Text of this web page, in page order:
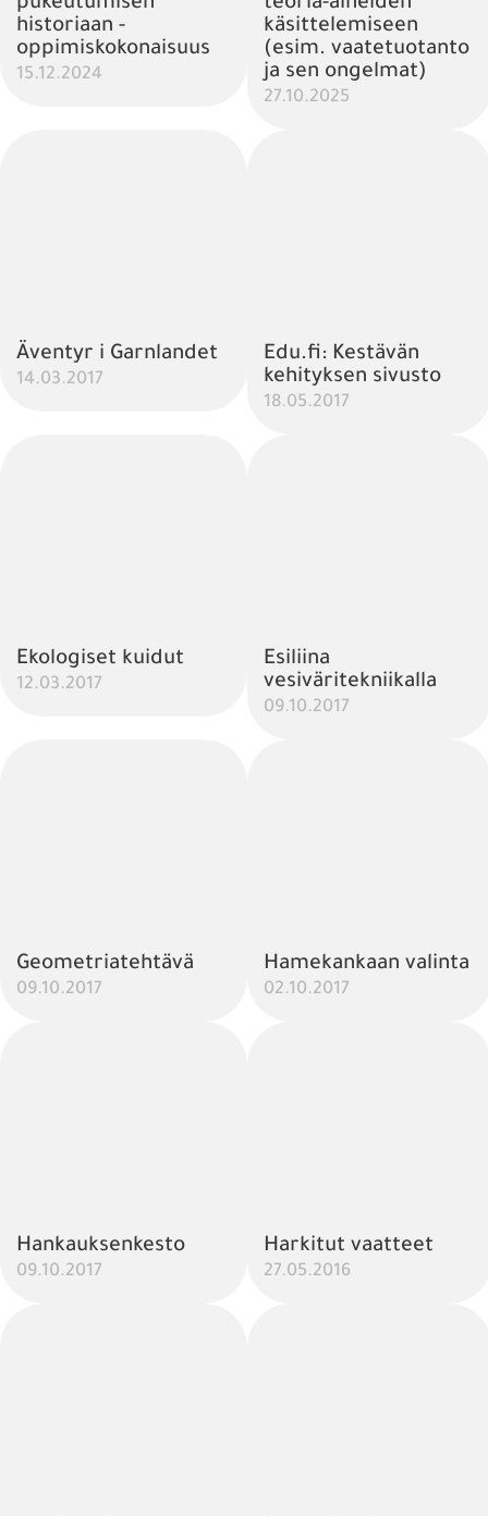
historiaan -
oppimiskokonaisuus
15.12.2024
käsittelemiseen
(esim. vaatetuotanto
ja sen ongelmat)
27.10.2025
Äventyr i Garnlandet
14.03.2017
Edu.fi: Kestävän
kehityksen sivusto
18.05.2017
Ekologiset kuidut
12.03.2017
Esiliina
vesiväritekniikalla
09.10.2017
Geometriatehtävä
09.10.2017
Hamekankaan valinta
02.10.2017
Hankauksenkesto
09.10.2017
Harkitut vaatteet
27.05.2016